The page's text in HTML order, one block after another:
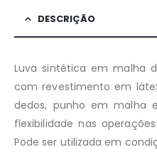
DESCRIÇÃO
Luva sintética em malha
com revestimento em
dedos, punho em malha
flexibilidade nas
Pode ser utilizada em